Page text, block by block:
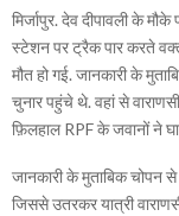
मिर्जापुर. देव दीपावली के
स्टेशन पर ट्रैक पार करते
मौत हो गई. जानकारी के
चुनार पहुंचे थे. वहां से
फ़िलहाल RPF के जवानों ने
जानकारी के मुताबिक चोपन
जिससे उतरकर यात्री